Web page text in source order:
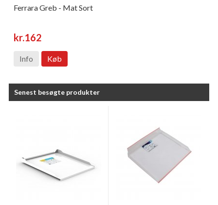
Ferrara Greb - Mat Sort
kr.162
Info Køb
Senest besøgte produkter